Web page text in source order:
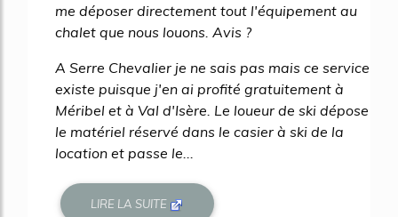
me déposer directement tout l'équipement au
chalet que nous louons. Avis ?
A Serre Chevalier je ne sais pas mais ce service
existe puisque j'en ai profité gratuitement à
Méribel et à Val d'Isère. Le loueur de ski dépose
le matériel réservé dans le casier à ski de la
location et passe le...
LIRE LA SUITE